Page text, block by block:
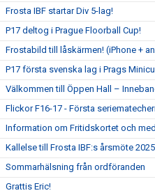
Frosta IBF startar Div 5-lag!
P17 deltog i Prague Floorball Cup!
Frostabild till låskärmen! (iPhone +
P17 första svenska lag i Prags
Välkommen till Öppen Hall –
Flickor F16-17 - Första
Information om Fritidskortet och
Kallelse till Frosta IBF:s årsmöte 2025
Sommarhälsning från ordföranden
Grattis Eric!